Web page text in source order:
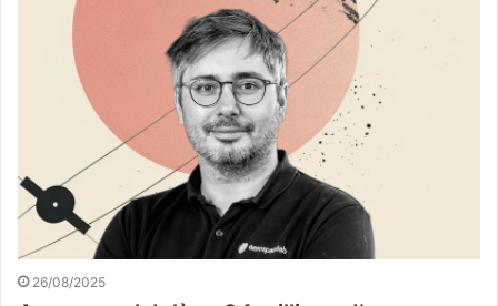
26/08/2025